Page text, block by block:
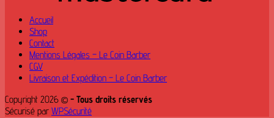
Accueil
Shop
Contact
Mentions Légales – Le Coin Barber
CGV
Livraison et Expédition – Le Coin Barber
Copyright 2026 © - Tous droits réservés
Sécurisé par WPSécurité